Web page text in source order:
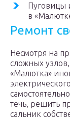
Пуговицы
в
Ремонт
Несмотря на
сложных
«Малютка»
течь, решить
сальник